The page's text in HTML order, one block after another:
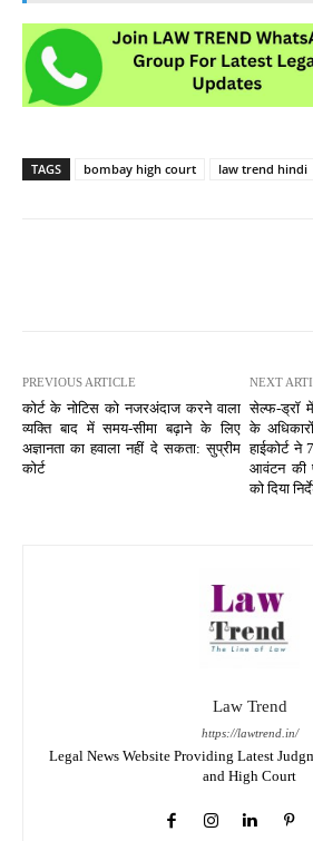
TAGS bombay high court law trend hindi
PREVIOUS ARTICLE
कोर्ट के नोटिस को नजरअंदाज करने वाला
व्यक्ति बाद में समय-सीमा बढ़ाने के लिए
अज्ञानता का हवाला नहीं दे सकता: सुप्रीम
कोर्ट
NEXT
सेल्फ-ड्रॉ में
के
हाईकोर्ट ने
आवंटन की
को दिया
Law Trend
https://lawtrend.in/
Legal News Website Providing Latest
and High Court